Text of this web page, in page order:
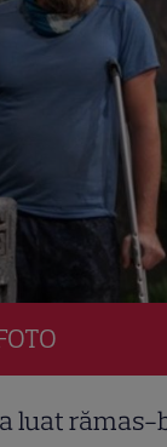
luat rămas-